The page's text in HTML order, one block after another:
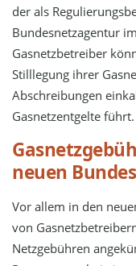
der als
Bundesnetzagentur
Gasnetzbetreiber
Stilllegung ihrer
Abschreibungen
Gasnetzentgelte führt.
neuen
Vor allem in den
von
Netzgebühren